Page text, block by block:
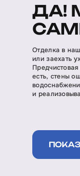
ДА!
Отделка в
или заехать
есть, стены
и